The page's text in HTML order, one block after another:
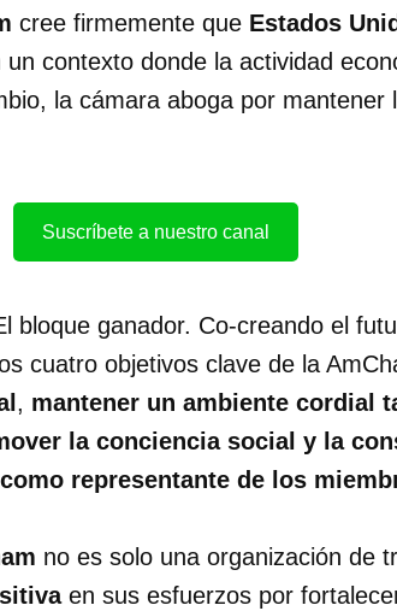
cree firmemente que Estados
un contexto donde la actividad
la cámara aboga por mantener
Suscríbete a nuestro canal
bloque ganador. Co-creando el
cuatro objetivos clave de la
, mantener un ambiente cordial
la conciencia social y la
representante de los
no es solo una organización de
en sus esfuerzos por